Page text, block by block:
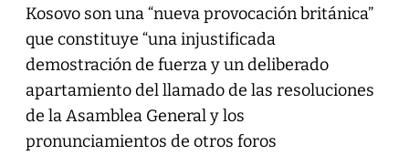
Kosovo son una “nueva provocación británica”
que constituye “una injustificada
demostración de fuerza y un deliberado
apartamiento del llamado de las resoluciones
de la Asamblea General y los
pronunciamientos de otros foros